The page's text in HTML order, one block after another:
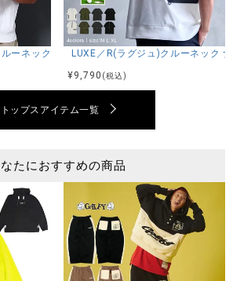
ーネック半袖ニット/3色LUXE／R(ラグジュ)クルーネック
¥9,790 (税込)
トップスアイテム一覧
たにおすすめの商品